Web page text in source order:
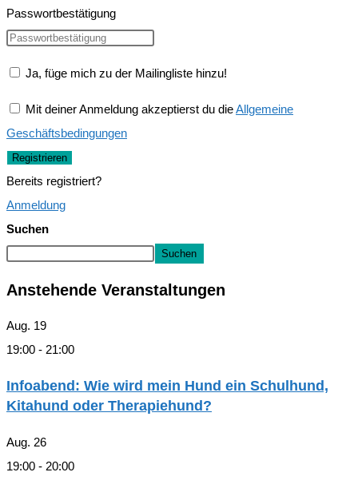
Passwortbestätigung
Ja, füge mich zu der Mailingliste hinzu!
Mit deiner Anmeldung akzeptierst du dieAllgemeine
Geschäftsbedingungen
Registrieren
Bereits registriert?
Anmeldung
Suchen
Suchen
Anstehende Veranstaltungen
Aug. 19
19:00 - 21:00
Infoabend: Wie wird mein Hund ein Schulhund,
Kitahund oder Therapiehund?
Aug. 26
19:00 - 20:00